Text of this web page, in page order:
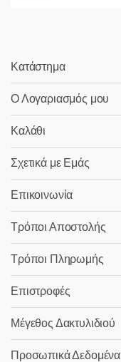
Κατάστημα
Ο Λογαριασμός μου
Καλάθι
Σχετικά με Εμάς
Επικοινωνία
Τρόποι Αποστολής
Τρόποι Πληρωμής
Επιστροφές
Μέγεθος Δακτυλιδιού
Προσωπικά Δεδομένα